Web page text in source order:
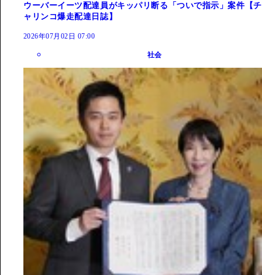
ウーバーイーツ配達員がキッパリ断る「ついで指示」案件【チ
ャリンコ爆走配達日誌】
2026年07月02日 07:00
社会